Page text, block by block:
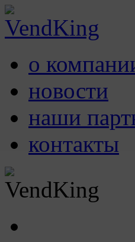
о
новости
наши
контакты